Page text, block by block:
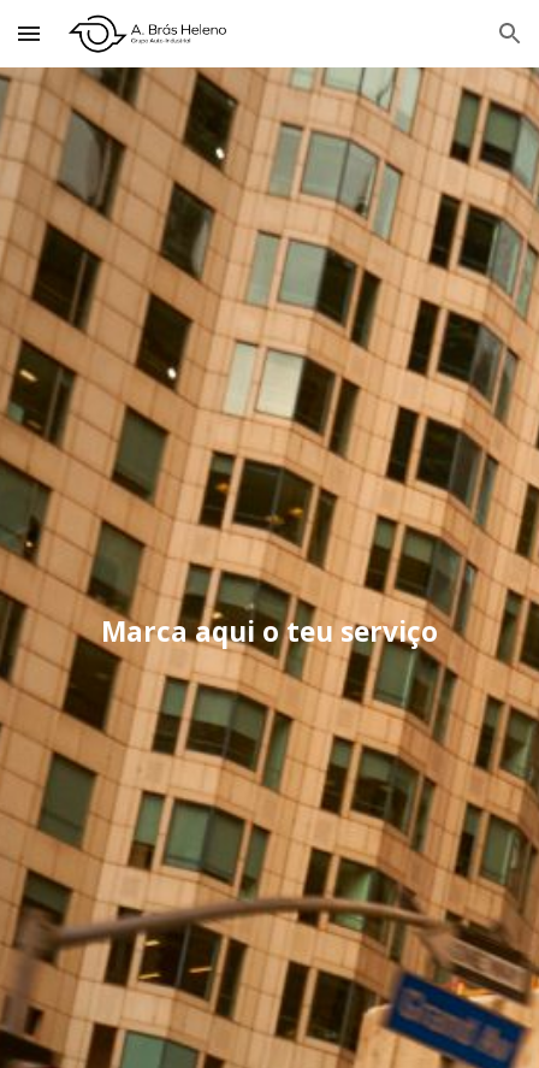
Skip to main content Skip to navigation
Marca aqui o teu serviço